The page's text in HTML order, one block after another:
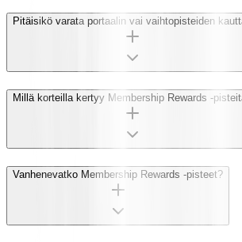
Pitäisikö varata portaalin vai vaihtopisteiden
Millä korteilla kertyy Membership Rewards -
Vanhenevatko Membership Rewards -pisteet?